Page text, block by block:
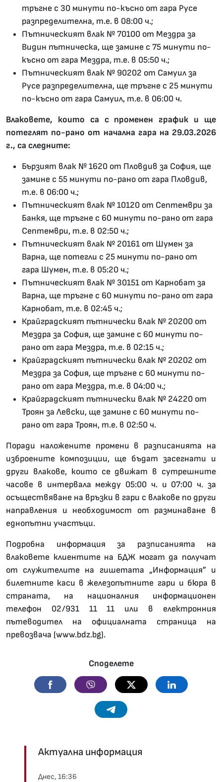
тръгне с 30 минути по-късно от гара Русе
разпределителна, т.е. в 08:00 ч.;
Пътническият влак № 70100 от Мездра за
Видин пътническа, ще замине с 75 минути по-
късно от гара Мездра, т.е. в 05:50 ч.;
Пътническият влак № 90202 от Самуил за
Русе разпределителна, ще тръгне с 25 минути
по-късно от гара Самуил, т.е. в 06:00 ч.
Влаковете, които са с променен график и ще
потеглят по-рано от начална гара на 29.03.2026
г., са следните:
Бързият влак № 1620 от Пловдив за София, ще
замине с 55 минути по-рано от гара Пловдив,
т.е. в 06:00 ч.;
Пътническият влак № 10120 от Септември за
Банкя, ще тръгне с 60 минути по-рано от гара
Септември, т.е. в 02:50 ч.;
Пътническият влак № 20161 от Шумен за
Варна, ще потегли с 25 минути по-рано от
гара Шумен, т.е. в 05:20 ч.;
Пътническият влак № 30151 от Карнобат за
Варна, ще тръгне с 60 минути по-рано от гара
Карнобат, т.е. в 02:45 ч.;
Крайградският пътнически влак № 20200 от
Мездра за София, ще замине с 60 минути по-
рано от гара Мездра, т.е. в 02:15 ч.;
Крайградският пътнически влак № 20202 от
Мездра за София, ще тръгне с 60 минути по-
рано от гара Мездра, т.е. в 04:00 ч.;
Крайградският пътнически влак № 24220 от
Троян за Левски, ще замине с 60 минути по-
рано от гара Троян, т.е. в 02:50 ч.
Поради наложените промени в разписанията на
изброените композиции, ще бъдат засегнати и
други влакове, които се движат в сутрешните
часове в интервала между 05:00 ч. и 07:00 ч. за
осъществяване на връзки в гари с влакове по други
направления и необходимост от разминаване в
еднопътни участъци.
Подробна информация за разписанията на
влаковете клиентите на БДЖ могат да получат
от служителите на гишетата „Информация” и
билетните каси в железопътните гари и бюра в
страната, на националния информационен
телефон 02/931 11 11 или в електронния
пътеводител на официалната страница на
превозвача (www.bdz.bg).
Споделете
Facebook Viber Twitter Linkedin
Telegram
Актуална информация
Днес, 16:36